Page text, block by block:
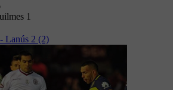
1
Lanús 2 (2)